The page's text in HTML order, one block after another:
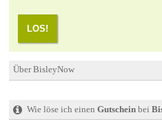
LOS!
Über BisleyNow
Wie löse ich einen Gutscheinbei